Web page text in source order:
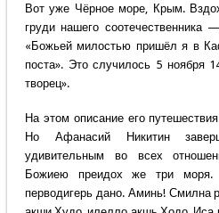
Вот уже Чёрное море, Крым.
груди нашего соотечественника
«Божьей милостью пришёл я в
поста». Это случилось 5 ноября
творец».
На этом описание его
Но Афанасий Никитин
удивительным во всех
Божиею преидох же три
перводигерь дано. Аминь! Смилна